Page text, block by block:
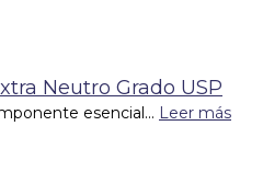
Neutro Grado USP
esencial... Leer más